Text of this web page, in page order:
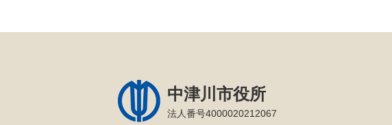
中津川市役所
法人番号4000020212067